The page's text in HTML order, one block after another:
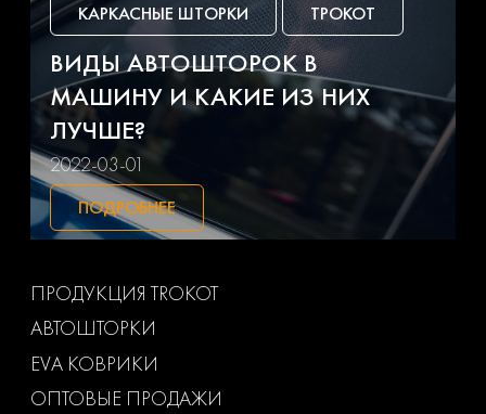
Lada Land rover
Lexus Lifan
Lincoln
Man
Mini
Nissan
КАРКАСНЫЕ ШТОРКИ ТРОКОТ
ВИДЫ АВТОШТОРОК В
МАШИНУ И КАКИЕ ИЗ НИХ
ЛУЧШЕ?
2022-03-01
ПОДРОБНЕЕ
ПРОДУКЦИЯ TROKOT
АВТОШТОРКИ
EVA КОВРИКИ
ОПТОВЫЕ ПРОДАЖИ